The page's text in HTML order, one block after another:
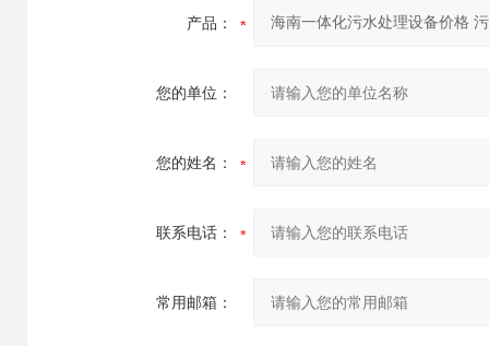
产品：
您的单位：
您的姓名：
联系电话：
常用邮箱：